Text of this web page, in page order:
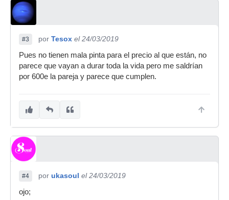
#3 por Tesox el 24/03/2019
Pues no tienen mala pinta para el precio al que están, no
parece que vayan a durar toda la vida pero me saldrían
por 600e la pareja y parece que cumplen.
#4 por ukasoul el 24/03/2019
ojo;